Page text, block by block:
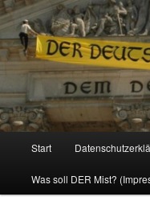
Reizzentrum
Politik, Wirtschaft, Soziales
Zum
Inhalt
Zum
sekundären
Start
Was soll DER Mist?